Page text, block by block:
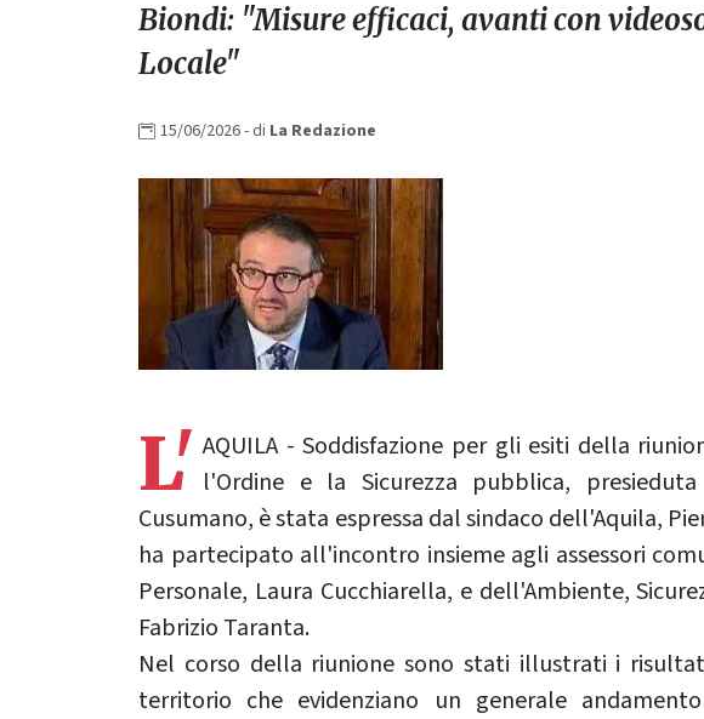
Biondi: "Misure efficaci, avanti con
Locale"
15/06/2026- di La Redazione
L' AQUILA - Soddisfazione per gli esiti della
l'Ordine e la Sicurezza pubblica,
Cusumano, è stata espressa dal sindaco dell'Aquila,
ha partecipato all'incontro insieme agli assessori
Personale, Laura Cucchiarella, e dell'Ambiente,
Fabrizio Taranta.
Nel corso della riunione sono stati illustrati i
territorio che evidenziano un generale